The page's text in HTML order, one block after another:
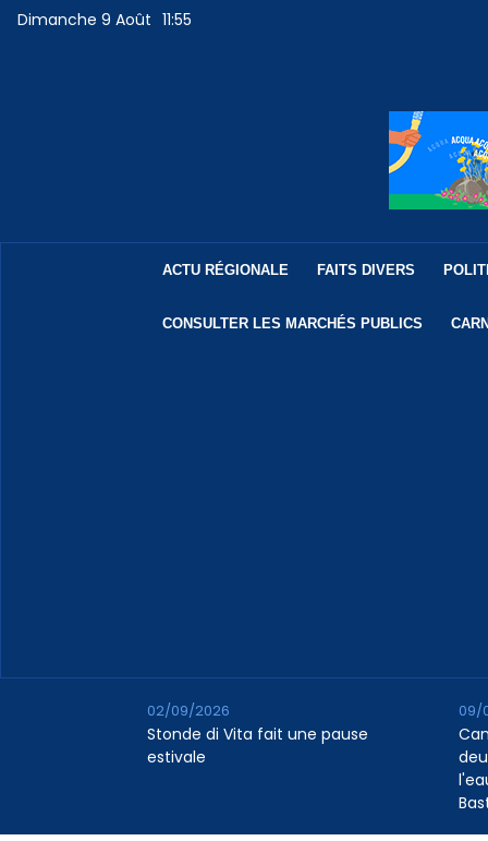
Dimanche 9 Août 11:55
ACTU RÉGIONALE FAITS DIVERS
CONSULTER LES MARCHÉS PUBLICS
Stonde di Vita fait une pause
estivale
02/09/2026 09/